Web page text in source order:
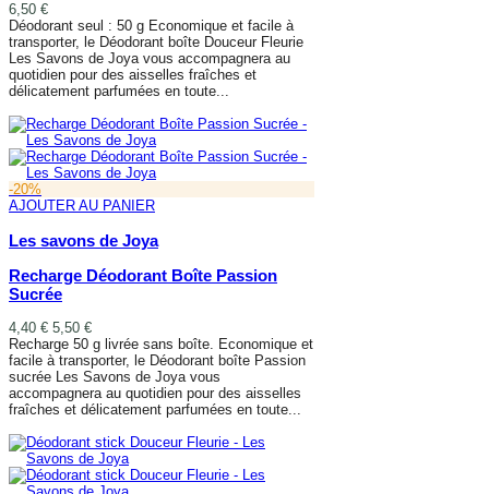
6,50 €
Déodorant seul : 50 g Economique et facile à
transporter, le Déodorant boîte Douceur Fleurie
Les Savons de Joya vous accompagnera au
quotidien pour des aisselles fraîches et
délicatement parfumées en toute...
-20%
AJOUTER AU PANIER
Les savons de Joya
Recharge Déodorant Boîte Passion
Sucrée
4,40 € 5,50 €
Recharge 50 g livrée sans boîte. Economique et
facile à transporter, le Déodorant boîte Passion
sucrée Les Savons de Joya vous
accompagnera au quotidien pour des aisselles
fraîches et délicatement parfumées en toute...